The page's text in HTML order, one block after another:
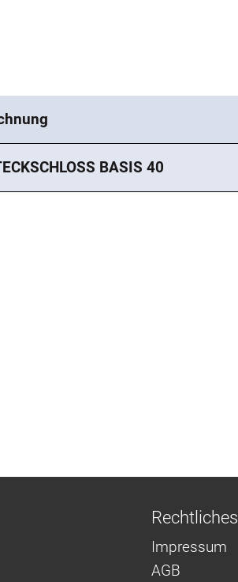
BASIS 40
Rechtliches
Impressum
AGB